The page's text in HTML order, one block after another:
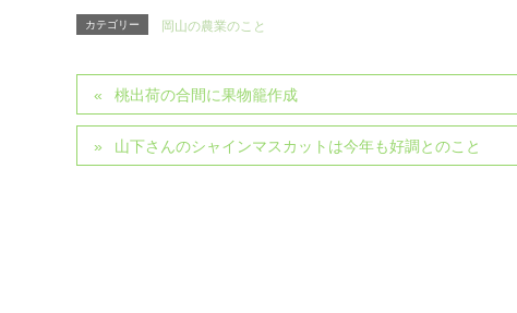
カテゴリー 岡山の農業のこと
桃出荷の合間に果物籠作成
山下さんのシャインマスカットは今年も好調とのこと